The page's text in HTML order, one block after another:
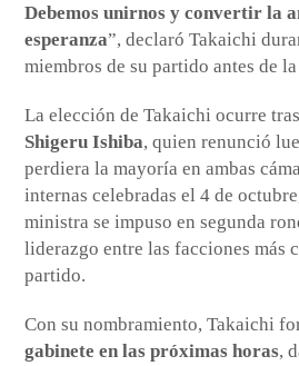
Debemos unirnos y convertir la
esperanza”, declaró Takaichi
miembros de su partido antes de
La elección de Takaichi ocurre
Shigeru Ishiba, quien renunció
perdiera la mayoría en ambas
internas celebradas el 4 de
ministra se impuso en segunda
liderazgo entre las facciones más
partido.
Con su nombramiento, Takaichi
gabinete en las próximas horas,